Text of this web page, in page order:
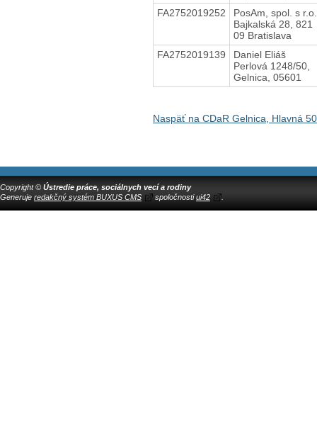
FA2752019252
PosAm, spol. s r.o.
Bajkalská 28, 821
09 Bratislava
FA2752019139
Daniel Eliáš
Perlová 1248/50,
Gelnica, 05601
Naspäť na CDaR Gelnica, Hlavná 50
Copyright © Ústredie práce, sociálnych vecí a rodiny
Generuje redakčný systém BUXUS CMS spoločnostiui42